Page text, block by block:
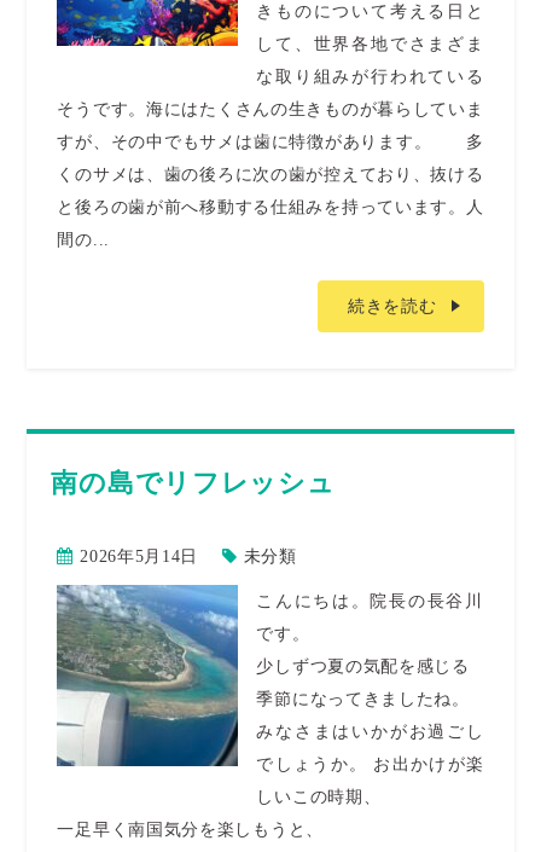
きものについて考える日と
して、世界各地でさまざま
な取り組みが行われている
そうです。海にはたくさんの生きものが暮らしていま
すが、その中でもサメは歯に特徴があります。 多
くのサメは、歯の後ろに次の歯が控えており、抜ける
と後ろの歯が前へ移動する仕組みを持っています。人
間の...
続きを読む
南の島でリフレッシュ
2026年5月14日 未分類
こんにちは。院長の長谷川
です。
少しずつ夏の気配を感じる
季節になってきましたね。
みなさまはいかがお過ごし
でしょうか。 お出かけが楽
しいこの時期、
一足早く南国気分を楽しもうと、